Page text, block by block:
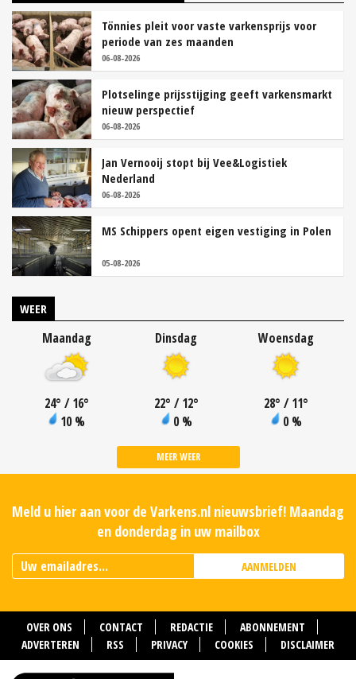
Tönnies pleit voor vaste varkensprijs voor
periode van zes maanden
06-08-2026
Plotselinge prijsstijging geeft varkensmarkt
nieuw perspectief
06-08-2026
Jan Vernooij stopt bij Vee&Logistiek
Nederland
06-08-2026
MS Schippers opent eigen vestiging in Polen
05-08-2026
WEER
Maandag
24° / 16°
10 %
Dinsdag
22° / 12°
0 %
Woensdag
28° / 11°
0 %
MEER WEER
Meld u hier aan voor de Varkens.nl nieuwsbrief! Maandag
en donderdag in uw mailbox
AANMELDEN
OVER ONS CONTACT REDACTIE
ABONNEMENT
ADVERTEREN
RSS PRIVACY COOKIES DISCLAIMER